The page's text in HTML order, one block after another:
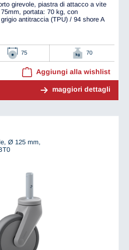
girevole, piastra di attacco a vite
portata: 70 kg, con
antitraccia (TPU) / 94 shore A
75 70
Aggiungi alla wishlist
maggiori dettagli
Ø 125 mm,